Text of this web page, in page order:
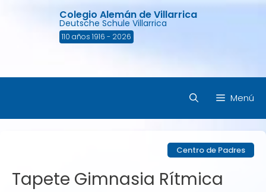
Colegio Alemán de Villarrica
Deutsche Schule Villarrica
110 años 1916 - 2026
Menú
Centro de Padres
Tapete Gimnasia Rítmica